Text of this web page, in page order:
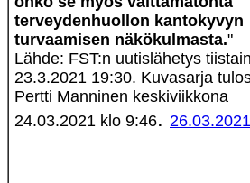
terveydenhuollon kantokyvyn
turvaamisen näkökulmasta."
Lähde: FST:n uutislähetys
23.3.2021 19:30. Kuvasarja
Pertti Manninen keskiviikkona
24.03.2021 klo 9:46.